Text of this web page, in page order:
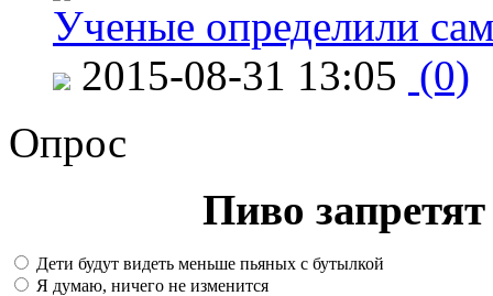
Ученые определили
2015-08-31 13:05 (0)
Опрос
Пиво
Дети будут видеть меньше пьяных с бутылкой
Я думаю, ничего не изменится